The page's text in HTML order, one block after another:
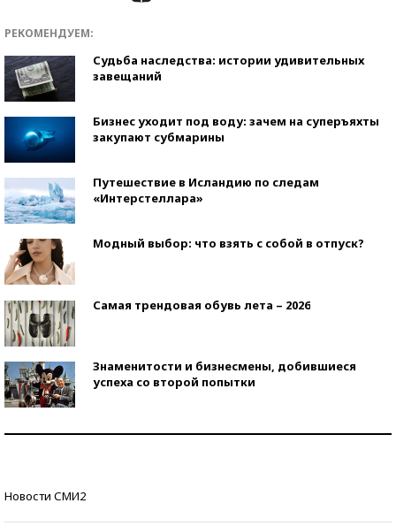
РЕКОМЕНДУЕМ:
Судьба наследства: истории удивительных
завещаний
Бизнес уходит под воду: зачем на суперъяхты
закупают субмарины
Путешествие в Исландию по следам
«Интерстеллара»
Модный выбор: что взять с собой в отпуск?
Самая трендовая обувь лета – 2026
Знаменитости и бизнесмены, добившиеся
успеха со второй попытки
Новости СМИ2